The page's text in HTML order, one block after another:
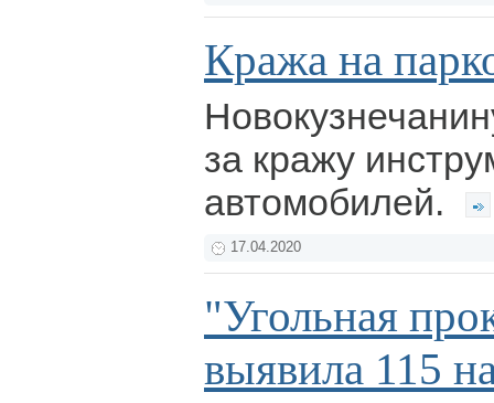
Кража на
за кражу
автомобилей.
17.04.2020
"Угольная
выявила 115